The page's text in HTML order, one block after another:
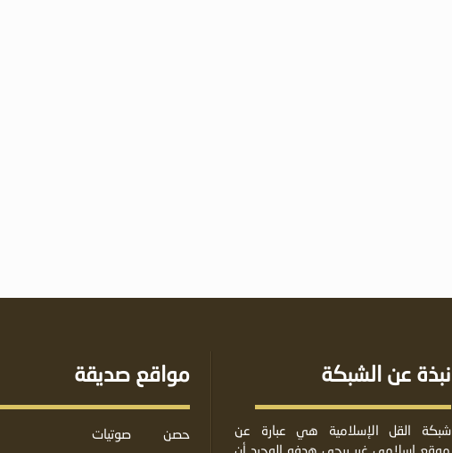
نبذة عن الشبكة
شبكة القل الإسلامية هي عبارة عن
موقع إسلامي غير ربحي هدفه الوحيد أن
مواقع صديقة
حصن
صوتيات